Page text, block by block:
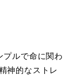
プルで命に関わ
神的なストレ